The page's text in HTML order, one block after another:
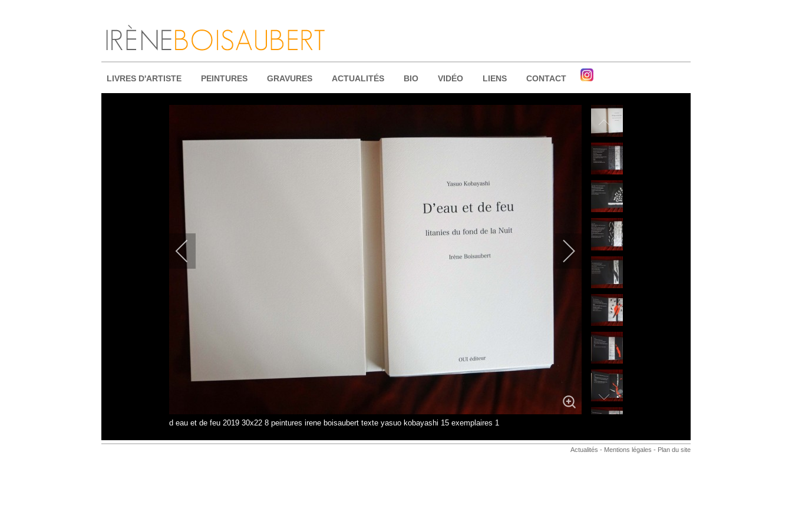
LIVRES D'ARTISTE PEINTURES GRAVURES ACTUALITÉS BIO VIDÉO LIENS CONTACT
d eau et de feu 2019 30x22 8 peintures irene boisaubert texte yasuo kobayashi 15 exemplaires 1
Actualités - Mentions légales - Plan du site